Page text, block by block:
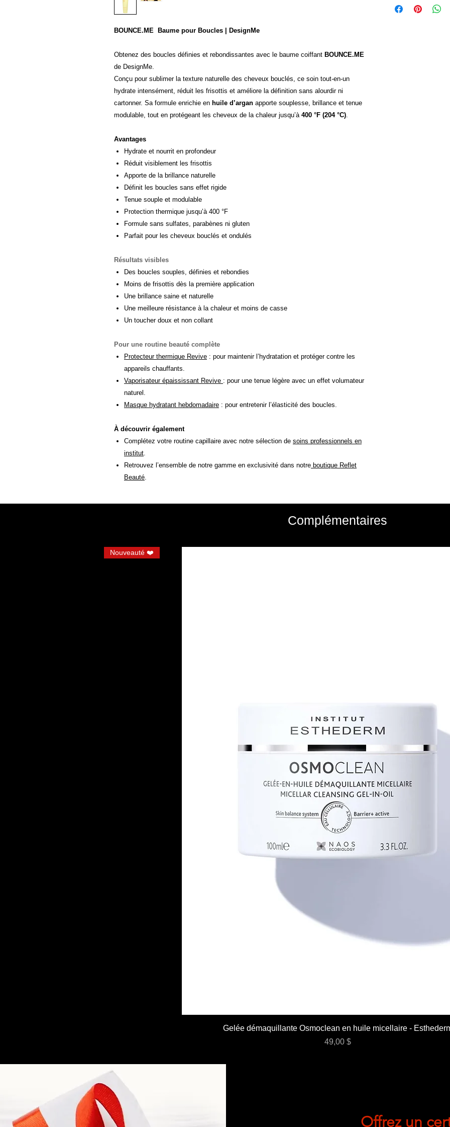
BOUNCE.ME Baume pour Boucles | DesignMe
Obtenez des boucles définies et rebondissantes avec le baume coiffant BOUNCE.ME
de DesignMe.
Conçu pour sublimer la texture naturelle des cheveux bouclés, ce soin tout-en-un
hydrate intensément, réduit les frisottis et améliore la définition sans alourdir ni
cartonner. Sa formule enrichie en huile d’argan apporte souplesse, brillance et tenue
modulable, tout en protégeant les cheveux de la chaleur jusqu’à 400 °F (204 °C).
Avantages
Hydrate et nourrit en profondeur
Réduit visiblement les frisottis
Apporte de la brillance naturelle
Définit les boucles sans effet rigide
Tenue souple et modulable
Protection thermique jusqu’à 400 °F
Formule sans sulfates, parabènes ni gluten
Parfait pour les cheveux bouclés et ondulés
Résultats visibles
Des boucles souples, définies et rebondies
Moins de frisottis dès la première application
Une brillance saine et naturelle
Une meilleure résistance à la chaleur et moins de casse
Un toucher doux et non collant
Pour une routine beauté complète
Protecteur thermique Revive : pour maintenir l’hydratation et protéger contre les
appareils chauffants.
Vaporisateur épaississant Revive : pour une tenue légère avec un effet volumateur
naturel.
Masque hydratant hebdomadaire : pour entretenir l’élasticité des boucles.
À découvrir également
Complétez votre routine capillaire avec notre sélection de soins professionnels en
institut.
Retrouvez l’ensemble de notre gamme en exclusivité dans notre boutique Reflet
Beauté.
Complémentaires
Nouveauté ❤️
Gelée démaquillante Osmoclean en huile micellaire -
Prix
49,00 $
Offrez un